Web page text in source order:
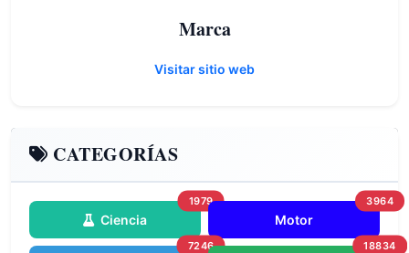
Marca
Visitar sitio web
CATEGORÍAS
Ciencia
1979
Motor
3964
7246 18834